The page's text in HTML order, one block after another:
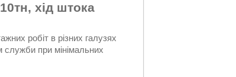
хід штока
робіт в різних галузях
служби при мінімальних